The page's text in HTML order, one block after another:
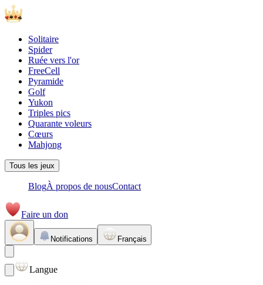
Solitaire
Spider
Ruée vers l'or
FreeCell
Pyramide
Golf
Yukon
Triples pics
Quarante voleurs
Cœurs
Mahjong
Tous les jeux
BlogÀ propos de nousContact
Faire un don
Notifications Français
Langue